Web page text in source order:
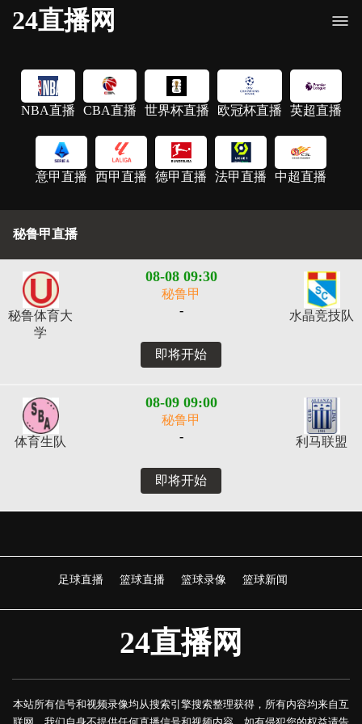
24直播网
NBA直播 CBA直播 世界杯直播 欧冠杯直播 英超直播
意甲直播 西甲直播 德甲直播 法甲直播 中超直播
秘鲁甲直播
08-08 09:30
秘鲁甲
秘鲁体育大
学
- 水晶竞技队
即将开始
08-09 09:00
秘鲁甲
体育生队
- 利马联盟
即将开始
足球直播 篮球直播 篮球录像 篮球新闻
24直播网
本站所有信号和视频录像均从搜索引擎搜索整理获得，所有内容均来自互